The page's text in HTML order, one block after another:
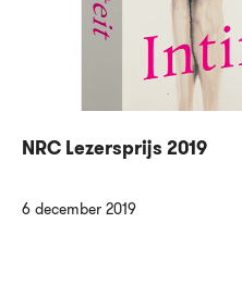
6 december 2019
NRC Lezersprijs 2019